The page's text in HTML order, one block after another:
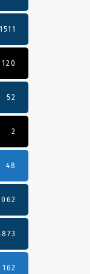
1511
120
52
2
48
162